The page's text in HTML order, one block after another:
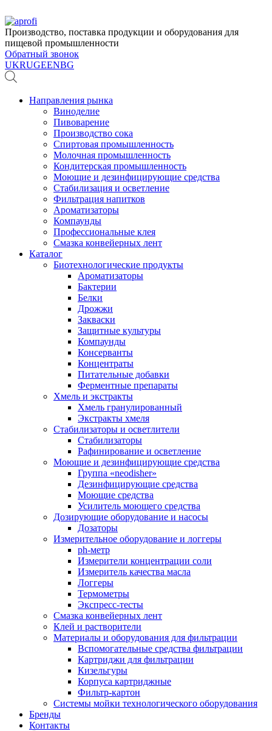
Производство, поставка продукции и оборудования для
пищевой промышленности
Обратный звонок
UKRUGEENBG
Направления рынка
Виноделие
Пивоварение
Производство сока
Спиртовая промышленность
Молочная промышленность
Кондитерская промышленность
Моющие и дезинфицирующие средства
Стабилизация и осветление
Фильтрация напитков
Ароматизаторы
Компаунды
Профессиональные клея
Смазка конвейерных лент
Каталог
Биотехнологические продукты
Ароматизаторы
Бактерии
Белки
Дрожжи
Закваски
Защитные культуры
Компаунды
Консерванты
Концентраты
Питательные добавки
Ферментные препараты
Хмель и экстракты
Хмель гранулированный
Экстракты хмеля
Cтабилизаторы и осветлители
Стабилизаторы
Рафинирование и осветление
Моющие и дезинфицирующие средства
Группа «neodisher»
Дезинфицирующие средства
Моющие средства
Усилитель моющего средства
Дозирующие оборудование и насосы
Дозаторы
Измерительное оборудование и логгеры
ph-метр
Измерители концентрации соли
Измеритель качества масла
Логгеры
Термометры
Экспресс-тесты
Cмазка конвейерных лент
Клей и растворители
Материалы и оборудования для фильтрации
Вспомогательные средства фильтрации
Картриджи для фильтрации
Кизельгуры
Корпуса картриджные
Фильтр-картон
Системы мойки технологического оборудования
Бренды
Контакты